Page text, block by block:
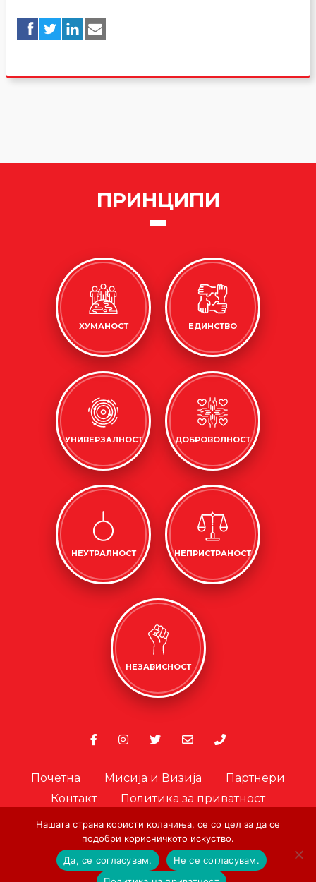
ПРИНЦИПИ
ХУМАНОСТ ЕДИНСТВО
УНИВЕРЗАЛНОСТ ДОБРОВОЛНОСТ
НЕУТРАЛНОСТ НЕПРИСТРАНОСТ
НЕЗАВИСНОСТ
Почетна Мисија и Визија
Партнери
Контакт
Политика за приватност
Политика за колачиња
Офицер за лични податоци
© Copyright. Црвен Крст на Град Скопје. 2026.
Нашата страна користи колачиња, се со цел за да се
подобри корисничкото искуство.
Да, се согласувам.
Не се согласувам.